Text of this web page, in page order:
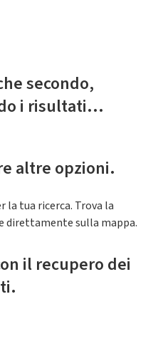
secondo,
i risultati...
altre opzioni.
tua ricerca. Trova la
direttamente sulla mappa.
il recupero dei